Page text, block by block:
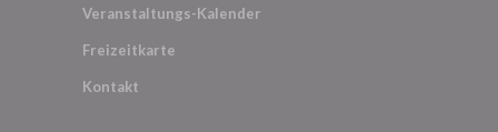
Veranstaltungs-Kalender
Freizeitkarte
Kontakt